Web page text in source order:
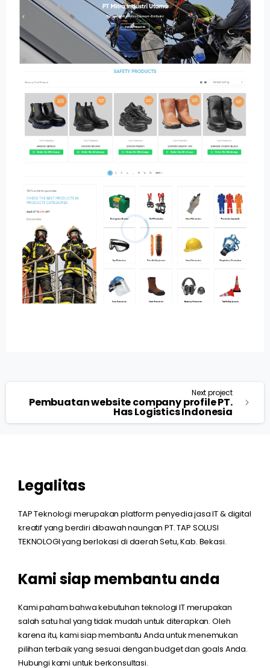
Next project
Pembuatan website company profile PT.
Has Logistics Indonesia
Legalitas
TAP Teknologi merupakan platform penyedia jasa IT & digital
kreatif yang berdiri dibawah naungan PT. TAP SOLUSI
TEKNOLOGI yang berlokasi di daerah Setu, Kab. Bekasi.
Kami siap membantu anda
Kami paham bahwa kebutuhan teknologi IT merupakan
salah satu hal yang tidak mudah untuk diterapkan. Oleh
karena itu, kami siap membantu Anda untuk menemukan
pilihan terbaik yang sesuai dengan budget dan goals Anda.
Hubungi kami untuk berkonsultasi.